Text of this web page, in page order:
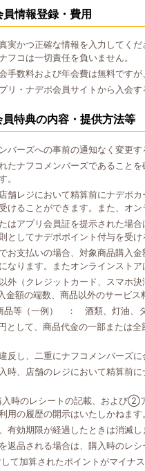
情報登録・費用
実かつ正確な情報を入力してく
フコは一切責任を負いません。
手数料および年会費は無料です
リ・ナデポ会員サイトから入会
特典の内容・提供方法等
バーズへの事前の通知なく変更す
たナフコメンバーズであること
。
舗レジにおいて精算前にナデポ
けることができます。また、オ
はアプリ会員証を提示された場
としてナデポポイント付与を受け
お支払いの場合、対象商品購入
なります。またオンラインストア
外（クレジットカード、スマホ
額の端数、商品以外のサービ
品等（一例） ： 酒類、灯油、
として、商品代金の一部または
反し、二重にナフコメンバーズ
時、店舗のレジにおいて精算前
時のレシートの記載、および②
用の履歴の開示はいたしかねます
有効期限が経過したときは消滅
返品される場合は、購入時のレ
て加算されたポイントがマイナス